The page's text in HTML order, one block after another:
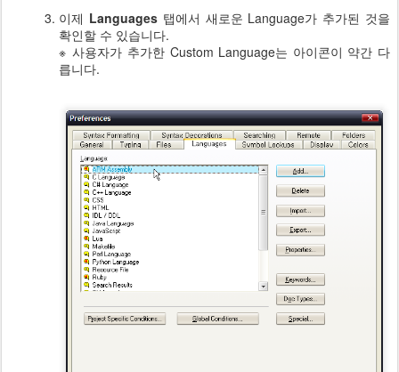
이제 Languages탭에서 새로운 Language가 추가된 것을
확인할 수 있습니다.
※ 사용자가 추가한 Custom Language는 아이콘이 약간 다
릅니다.